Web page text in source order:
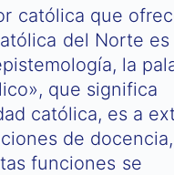
católica que
del Norte es
la
que significa
católica, es a
de docencia,
funciones se